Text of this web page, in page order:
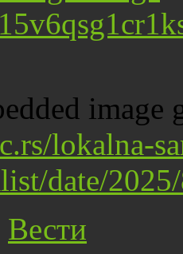
image
lokalna-
date/
Вести